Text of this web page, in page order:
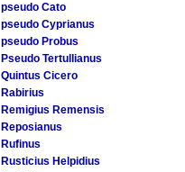
pseudo Cato
pseudo Cyprianus
pseudo Probus
Pseudo Tertullianus
Quintus Cicero
Rabirius
Remigius Remensis
Reposianus
Rufinus
Rusticius Helpidius